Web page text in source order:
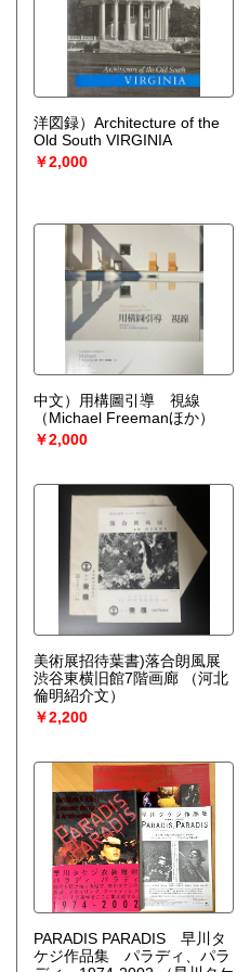
洋図録）Architecture of the
Old South VIRGINIΑ
￥2,000
中文）用構圖引導 視線
（Michael Freemanほか）
￥2,000
美術展招待葉書)落合朗風展
渋谷東横旧館7階画廊
（河北
倫明紹介文）
￥2,200
PARADIS PARADIS 早川タ
ケジ作品集 パラディ、パラ